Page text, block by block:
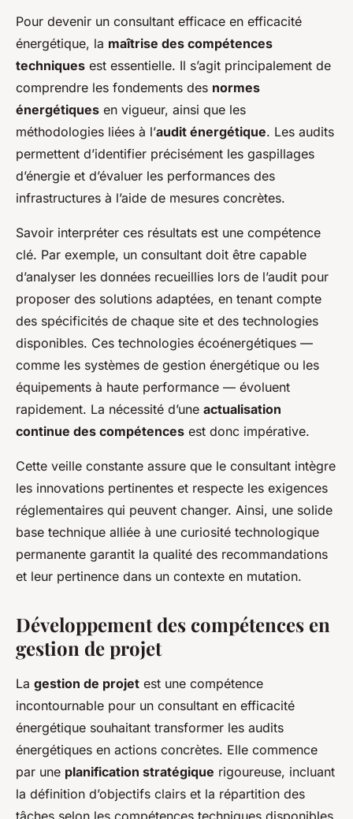
Pour devenir un consultant efficace en efficacité
énergétique, la maîtrise des compétences
techniques est essentielle. Il s’agit principalement de
comprendre les fondements des normes
énergétiques en vigueur, ainsi que les
méthodologies liées à l’audit énergétique. Les audits
permettent d’identifier précisément les gaspillages
d’énergie et d’évaluer les performances des
infrastructures à l’aide de mesures concrètes.
Savoir interpréter ces résultats est une compétence
clé. Par exemple, un consultant doit être capable
d’analyser les données recueillies lors de l’audit pour
proposer des solutions adaptées, en tenant compte
des spécificités de chaque site et des technologies
disponibles. Ces technologies écoénergétiques —
comme les systèmes de gestion énergétique ou les
équipements à haute performance — évoluent
rapidement. La nécessité d’une actualisation
continue des compétences est donc impérative.
Cette veille constante assure que le consultant intègre
les innovations pertinentes et respecte les exigences
réglementaires qui peuvent changer. Ainsi, une solide
base technique alliée à une curiosité technologique
permanente garantit la qualité des recommandations
et leur pertinence dans un contexte en mutation.
Développement des compétences en
gestion de projet
La gestion de projet est une compétence
incontournable pour un consultant en efficacité
énergétique souhaitant transformer les audits
énergétiques en actions concrètes. Elle commence
par une planification stratégique rigoureuse, incluant
la définition d’objectifs clairs et la répartition des